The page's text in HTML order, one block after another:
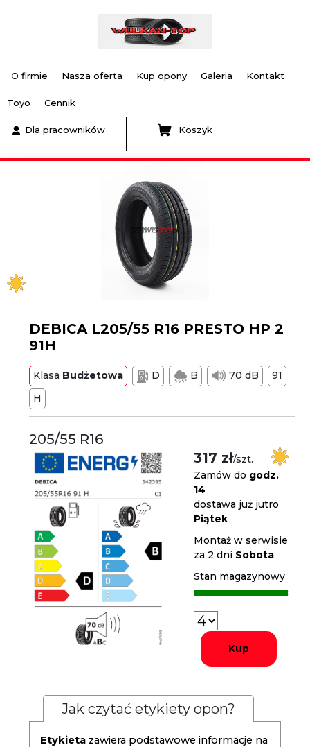
O firmie Nasza oferta Kup opony Galeria Kontakt
Toyo Cennik
Dla pracowników Koszyk
DEBICA L205/55 R16 PRESTO HP 2
91H
Klasa Budżetowa D B 70 dB
91
H
205/55 R16
317 zł/szt.
Zamów do godz.
14
dostawa już jutro
Piątek
Montaż w serwisie
za 2 dni Sobota
Stan magazynowy
Kup
Jak czytać etykiety opon?
Etykieta zawiera podstawowe informacje na